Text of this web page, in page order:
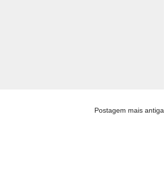
Postagem mais antiga